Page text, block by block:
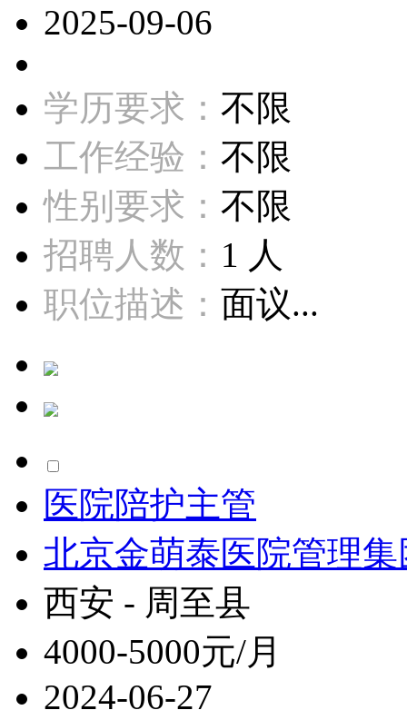
2025-09-06
学历要求： 不限
工作经验： 不限
性别要求： 不限
招聘人数： 1 人
职位描述： 面议...
医院陪护主管
北京金萌泰医院管理
西安 - 周至县
4000-5000元/月
2024-06-27